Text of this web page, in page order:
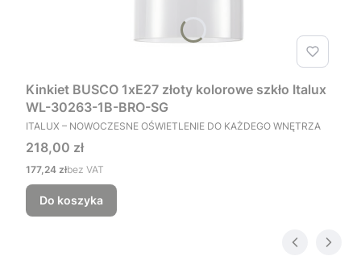
Kinkiet BUSCO 1xE27 złoty kolorowe szkło Italux
WL-30263-1B-BRO-SG
PRODUCENT
ITALUX – NOWOCZESNE OŚWIETLENIE DO KAŻDEGO WNĘTRZA
Cena
218,00 zł
Cena
177,24 złbez VAT
Do koszyka